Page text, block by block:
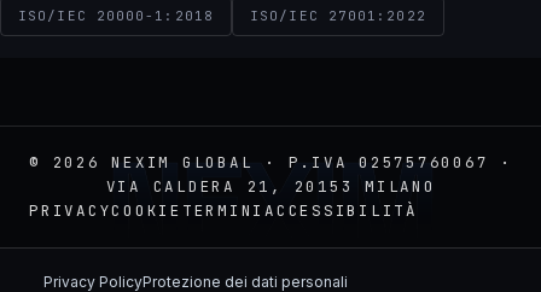
ISO/IEC 20000-1:2018 ISO/IEC 27001:2022
© 2026 NEXIM GLOBAL · P.IVA 02575760067 ·
VIA CALDERA 21, 20153 MILANO
PRIVACYCOOKIE TERMINI ACCESSIBILITÀ
NEXIM
Privacy PolicyProtezione dei dati personali